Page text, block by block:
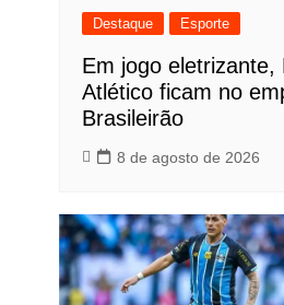
Destaque Esporte
Em jogo eletrizante,
Atlético ficam no
Brasileirão
8 de agosto de 2026